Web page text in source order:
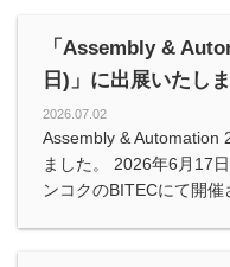
「Assembly &
日)」に出展いたしま
2026.07.02
Assembly & Automation
ました。 2026年6月17
ンコクのBITECにて開